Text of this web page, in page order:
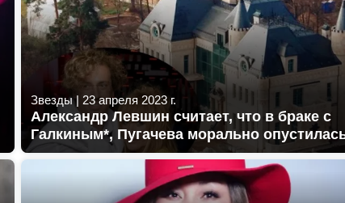
Звезды | 23 апреля 2023 г.
Александр Левшин считает, что в браке с
Галкиным*, Пугачева морально